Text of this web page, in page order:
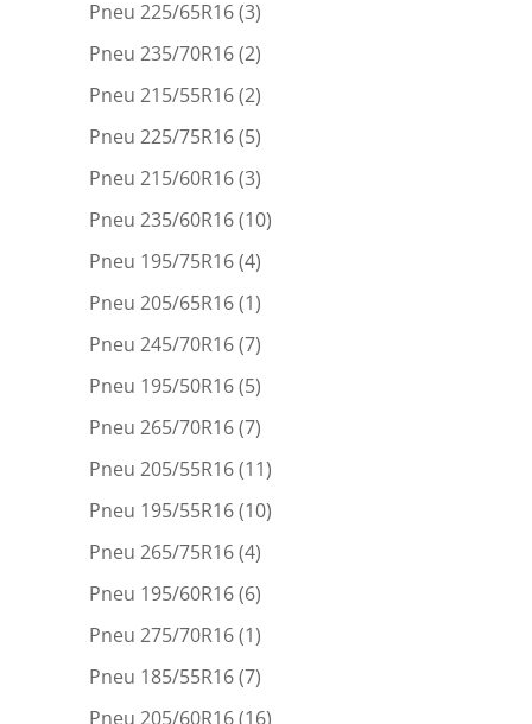
Pneu 225/65R16(3)
Pneu 235/70R16(2)
Pneu 215/55R16(2)
Pneu 225/75R16(5)
Pneu 215/60R16(3)
Pneu 235/60R16(10)
Pneu 195/75R16(4)
Pneu 205/65R16(1)
Pneu 245/70R16(7)
Pneu 195/50R16(5)
Pneu 265/70R16(7)
Pneu 205/55R16(11)
Pneu 195/55R16(10)
Pneu 265/75R16(4)
Pneu 195/60R16(6)
Pneu 275/70R16(1)
Pneu 185/55R16(7)
Pneu 205/60R16(16)